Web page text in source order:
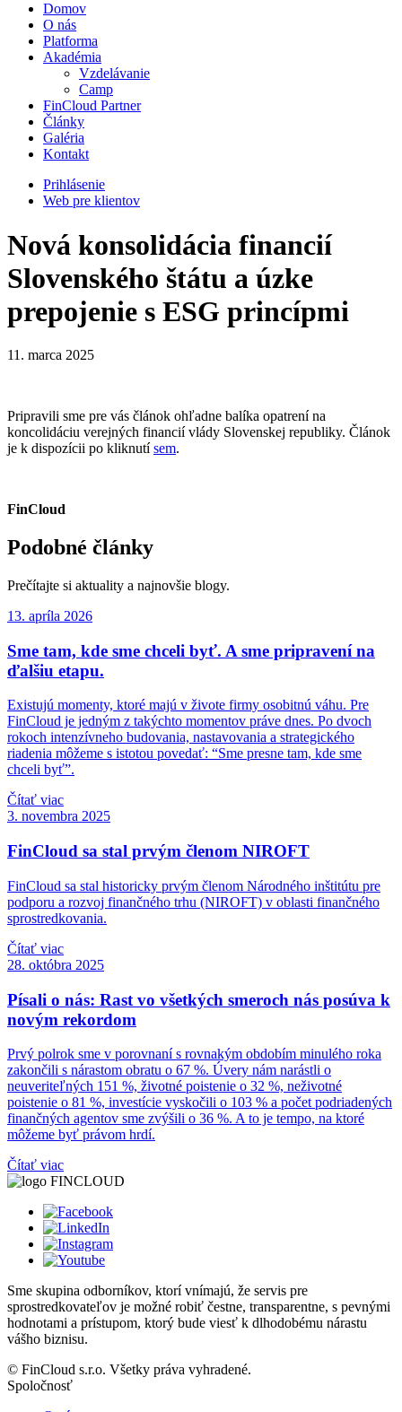
Domov
O nás
Platforma
Akadémia
Vzdelávanie
Camp
FinCloud Partner
Články
Galéria
Kontakt
Prihlásenie
Web pre klientov
Nová konsolidácia financií
Slovenského štátu a úzke
prepojenie s ESG princípmi
11. marca 2025
Pripravili sme pre vás článok ohľadne balíka opatrení na
koncolidáciu verejných financií vlády Slovenskej republiky. Článok
je k dispozícii po kliknutísem.
FinCloud
Podobné články
Prečítajte si aktuality a najnovšie blogy.
13. apríla 2026
Sme tam, kde sme chceli byť. A sme pripravení na
ďalšiu etapu.
Existujú momenty, ktoré majú v živote firmy osobitnú váhu. Pre
FinCloud je jedným z takýchto momentov práve dnes. Po dvoch
rokoch intenzívneho budovania, nastavovania a strategického
riadenia môžeme s istotou povedať: “Sme presne tam, kde sme
chceli byť”.
Čítať viac
3. novembra 2025
FinCloud sa stal prvým členom NIROFT
FinCloud sa stal historicky prvým členom Národného inštitútu pre
podporu a rozvoj finančného trhu (NIROFT) v oblasti finančného
sprostredkovania.
Čítať viac
28. októbra 2025
Písali o nás: Rast vo všetkých smeroch nás posúva k
novým rekordom
Prvý polrok sme v porovnaní s rovnakým obdobím minulého roka
zakončili s nárastom obratu o 67 %. Úvery nám narástli o
neuveriteľných 151 %, životné poistenie o 32 %, neživotné
poistenie o 81 %, investície vyskočili o 103 % a počet podriadených
finančných agentov sme zvýšili o 36 %. A to je tempo, na ktoré
môžeme byť právom hrdí.
Čítať viac
Sme skupina odborníkov, ktorí vnímajú, že servis pre
sprostredkovateľov je možné robiť čestne, transparentne, s pevnými
hodnotami a prístupom, ktorý bude viesť k dlhodobému nárastu
vášho biznisu.
© FinCloud s.r.o. Všetky práva vyhradené.
Spoločnosť